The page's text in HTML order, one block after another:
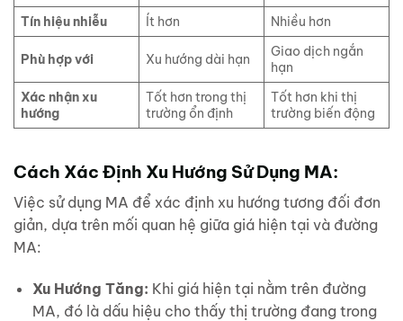
Tín hiệu nhiễu Ít hơn Nhiều hơn
Phù hợp với Xu hướng dài hạn
Giao dịch ngắn
hạn
Xác nhận xu
hướng
Tốt hơn trong thị
trường ổn định
Tốt hơn khi thị
trường biến động
Cách Xác Định Xu Hướng Sử Dụng MA:
Việc sử dụng MA để xác định xu hướng tương đối đơn
giản, dựa trên mối quan hệ giữa giá hiện tại và đường
MA:
Xu Hướng Tăng: Khi giá hiện tại nằm trên đường
MA, đó là dấu hiệu cho thấy thị trường đang trong